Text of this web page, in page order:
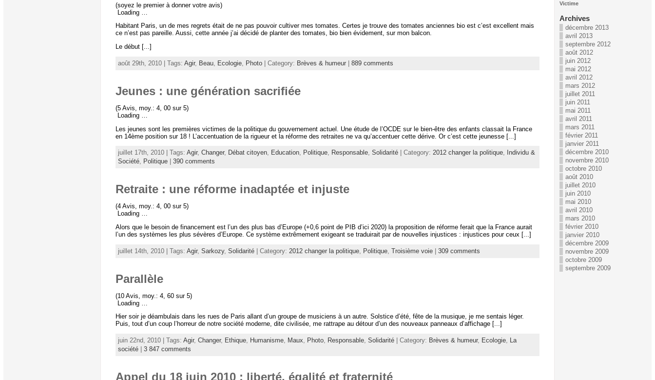
(soyez le premier à donner votre avis)
Loading …
Habitant Paris, un de mes regrets était de ne pas pouvoir cultiver mes tomates. Certes je trouve des tomates anciennes bio est c’est excellent mais
ce n’est pas pareille. Aussi, cette année j’ai décidé de planter des tomates, bio bien évidement, sur mon balcon.
Le début [...]
août 29th, 2010 | Tags: Agir, Beau, Ecologie, Photo| Category: Brèves & humeur| 889 comments
Jeunes : une génération sacrifiée
(5 Avis, moy.: 4, 00 sur 5)
Loading …
Les jeunes sont les premières victimes de la politique du gouvernement actuel. Une étude de l’OCDE sur le bien-être des enfants classait la France
en 14ème position sur 18 ! L’accentuation de la rigueur et la réforme des retraites ne va qu’accentuer cette dérive. Or c’est cette jeunesse [...]
juillet 17th, 2010 | Tags: Agir, Changer, Débat citoyen, Education, Politique, Responsable, Solidarité| Category: 2012 changer la politique,
Individu &
Société, Politique| 390 comments
Retraite : une réforme inadaptée et injuste
(4 Avis, moy.: 4, 00 sur 5)
Loading …
Alors que le besoin de financement est l’un des plus bas d’Europe (+0,6 point de PIB d’ici 2020) la proposition de réforme ferait que la France aurait
l’un des systèmes les plus sévères d’Europe. Ce système extrêmement exigeant se traduirait par de nouvelles injustices : injustices pour ceux [...]
juillet 14th, 2010 | Tags: Agir, Sarkozy, Solidarité| Category: 2012 changer la politique, Politique, Troisième voie| 309 comments
Parallèle
(10 Avis, moy.: 4, 60 sur 5)
Loading …
Hier soir je déambulais dans les rues de Paris allant d’un groupe de musiciens à un autre. Solstice d’été, fête de la musique, je me sentais léger.
Puis, tout d’un coup l’horreur de notre société moderne, dite civilisée, me rattrape au détour d’un des nouveaux panneaux d’affichage [...]
juin 22nd, 2010 | Tags: Agir, Changer, Ethique, Humanisme, Maux, Photo, Responsable, Solidarité| Category: Brèves & humeur, Ecologie, La
société| 3 847 comments
Appel du 18 juin 2010 : liberté, égalité et fraternité
Victime
Archives
décembre 2013
avril 2013
septembre 2012
août 2012
juin 2012
mai 2012
avril 2012
mars 2012
juillet 2011
juin 2011
mai 2011
avril 2011
mars 2011
février 2011
janvier 2011
décembre 2010
novembre 2010
octobre 2010
août 2010
juillet 2010
juin 2010
mai 2010
avril 2010
mars 2010
février 2010
janvier 2010
décembre 2009
novembre 2009
octobre 2009
septembre 2009